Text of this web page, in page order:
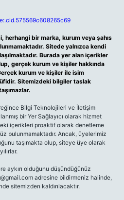
herhangi bir marka, kurum veya şahıs
Sitede yalnızca kendi
Burada yer alan içerikler
gerçek kurum ve kişiler hakkında
kurum ve kişiler ile isim
Sitemizdeki bilgiler taslak
Bilgi Teknolojileri ve İletişim
bir Yer Sağlayıcı olarak hizmet
içerikleri proaktif olarak denetleme
bulunmamaktadır. Ancak, üyelerimiz
taşımakta olup, siteye üye olarak
aykırı olduğunu düşündüğünüz
adresine bildirmeniz halinde,
sitemizden kaldırılacaktır.